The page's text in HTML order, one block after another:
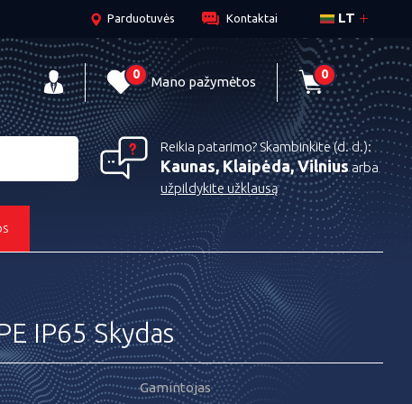
LT
Parduotuvės Kontaktai
0 Mano pažymėtos 0
Reikia patarimo? Skambinkite (d. d.):
Kaunas, Klaipėda, Vilniusarba
užpildykite užklausą
IP65 Skydas
Gamintojas